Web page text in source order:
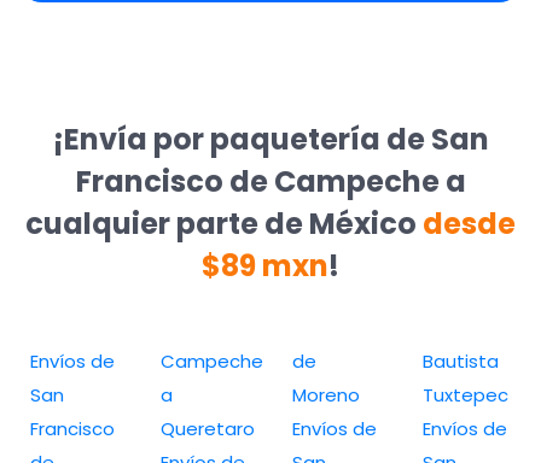
¡Envía por paquetería de San
Francisco de Campeche a
cualquier parte de México desde
$89 mxn!
Envíos de
San
Francisco
Campeche
a
Queretaro
de
Moreno
Envíos de
Bautista
Tuxtepec
Envíos de